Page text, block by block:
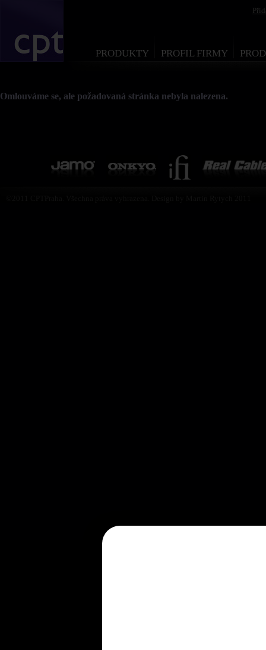
PRODUKTY PROFIL FIRMY
Omlouváme se, ale požadovaná stránka nebyla nalezena.